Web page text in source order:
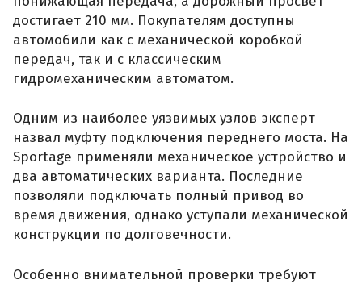
достигает 210 мм. Покупателям доступны
автомобили как с механической коробкой
передач, так и с классическим
гидромеханическим автоматом.
Одним из наиболее уязвимых узлов эксперт
назвал муфту подключения переднего моста. На
Sportage применяли механическое устройство и
два автоматических варианта. Последние
позволяли подключать полный привод во
время движения, однако уступали механической
конструкции по долговечности.
Особенно внимательной проверки требуют